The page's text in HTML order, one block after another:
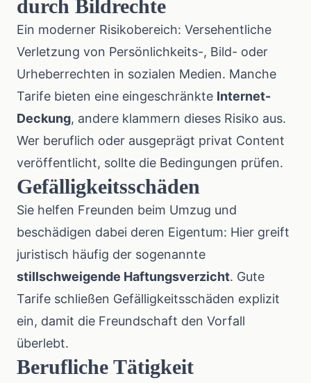
durch Bildrechte
Ein moderner Risikobereich: Versehentliche
Verletzung von Persönlichkeits-, Bild- oder
Urheberrechten in sozialen Medien. Manche
Tarife bieten eine eingeschränkte Internet-
Deckung, andere klammern dieses Risiko aus.
Wer beruflich oder ausgeprägt privat Content
veröffentlicht, sollte die Bedingungen prüfen.
Gefälligkeitsschäden
Sie helfen Freunden beim Umzug und
beschädigen dabei deren Eigentum: Hier greift
juristisch häufig der sogenannte
stillschweigende Haftungsverzicht. Gute
Tarife schließen Gefälligkeitsschäden explizit
ein, damit die Freundschaft den Vorfall
überlebt.
Berufliche Tätigkeit